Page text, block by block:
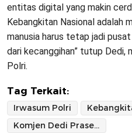
entitas digital yang makin
Kebangkitan Nasional adalah
manusia harus tetap jadi
dari kecanggihan” tutup Dedi,
Polri.
Tag Terkait:
Irwasum Polri
Komjen Dedi Prasetyo